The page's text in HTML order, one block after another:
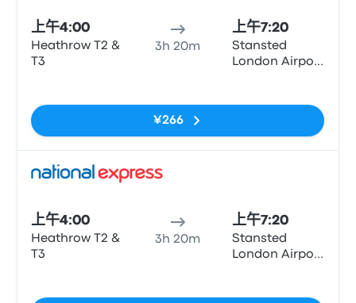
上午4:00
Heathrow T2 &
T3
3h 20m
上午7:20
Stansted
London Airport
¥266
上午4:00
Heathrow T2 &
T3
3h 20m
上午7:20
Stansted
London Airport